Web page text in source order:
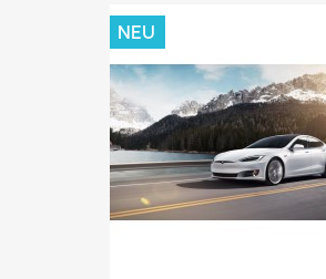
NEU